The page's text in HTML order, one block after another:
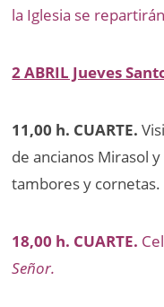
la Iglesia se
2 ABRIL Jueves
11,00 h. CUARTE.
de ancianos Mirasol
tambores y cornetas.
18,00 h. CUARTE.
Señor.